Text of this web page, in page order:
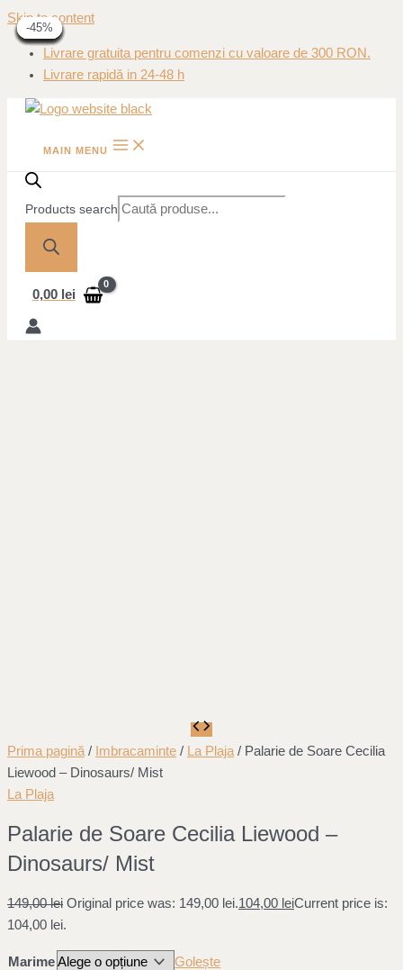
Skip to content
Livrare gratuita pentru comenzi cu valoare de 300 RON.
Livrare rapidă in 24-48 h
MAIN MENU
Products search
0,00 lei
-30%
Prima pagină / Imbracaminte / La Plaja / Palarie de Soare Cecilia
Liewood – Dinosaurs/ Mist
La Plaja
Palarie de Soare Cecilia Liewood –
Dinosaurs/ Mist
149,00lei Original price was: 149,00 lei.104,00 leiCurrent price is:
104,00 lei.
Marime
Golește
-50%
-50%
-30%
-30%
-30%
-30%
-40%
-40%
-40%
-40%
-45%
-45%